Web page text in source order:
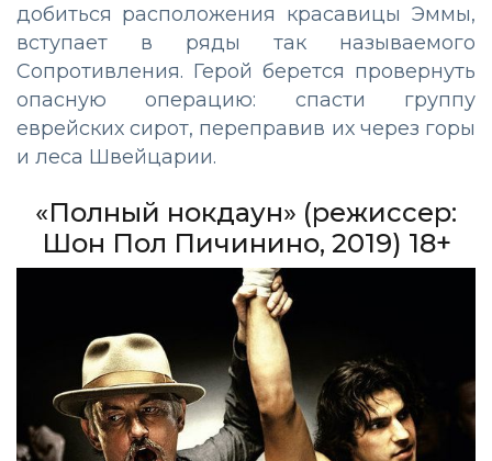
добиться расположения красавицы Эммы,
вступает в ряды так называемого
Сопротивления. Герой берется провернуть
опасную операцию: спасти группу
еврейских сирот, переправив их через горы
и леса Швейцарии.
«Полный нокдаун» (режиссер:
Шон Пол Пичинино, 2019) 18+